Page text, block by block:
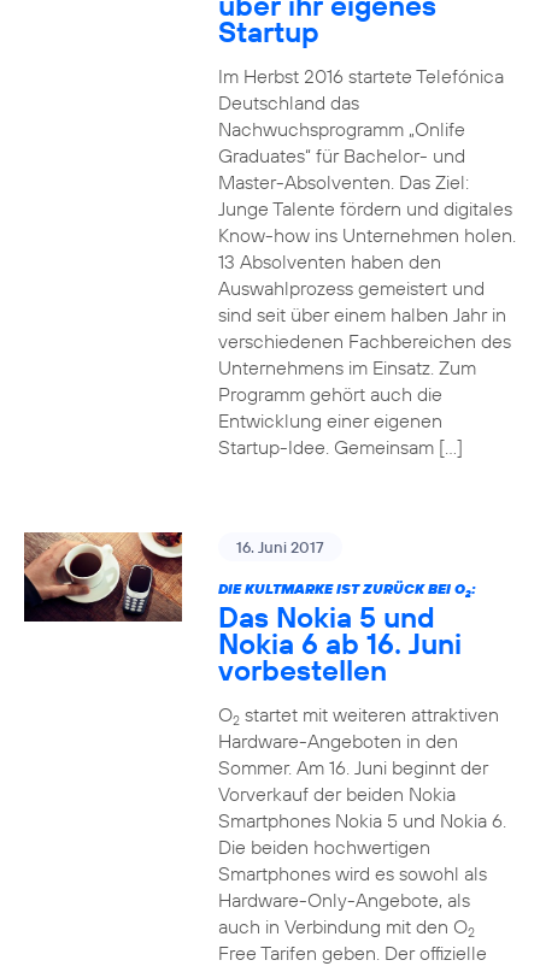
Startup
Im Herbst 2016 startete Telefónica
Deutschland das
Nachwuchsprogramm „Onlife
Graduates“ für Bachelor- und
Master-Absolventen. Das Ziel:
Junge Talente fördern und digitales
Know-how ins Unternehmen holen.
13 Absolventen haben den
Auswahlprozess gemeistert und
sind seit über einem halben Jahr in
verschiedenen Fachbereichen des
Unternehmens im Einsatz. Zum
Programm gehört auch die
Entwicklung einer eigenen
Startup-Idee. Gemeinsam […]
16. Juni 2017
DIE KULTMARKE IST ZURÜCK BEI O2:
Das Nokia 5 und
Nokia 6 ab 16. Juni
vorbestellen
O2startet mit weiteren attraktiven
Hardware-Angeboten in den
Sommer. Am 16. Juni beginnt der
Vorverkauf der beiden Nokia
Smartphones Nokia 5 und Nokia 6.
Die beiden hochwertigen
Smartphones wird es sowohl als
Hardware-Only-Angebote, als
auch in Verbindung mit den O2
Free Tarifen geben. Der offizielle